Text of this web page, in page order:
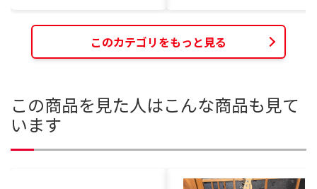
このカテゴリをもっと見る
この商品を見た人はこんな商品も見て
います